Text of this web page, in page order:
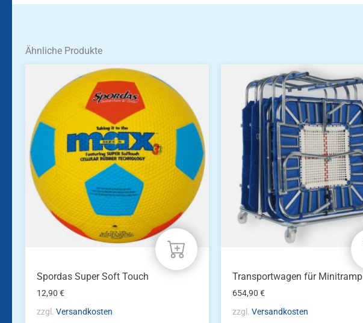
Ähnliche Produkte
Spordas Super Soft Touch
12,90€
zzgl.Versandkosten
Transportwagen für Minitramp
654,90€
zzgl.Versandkosten